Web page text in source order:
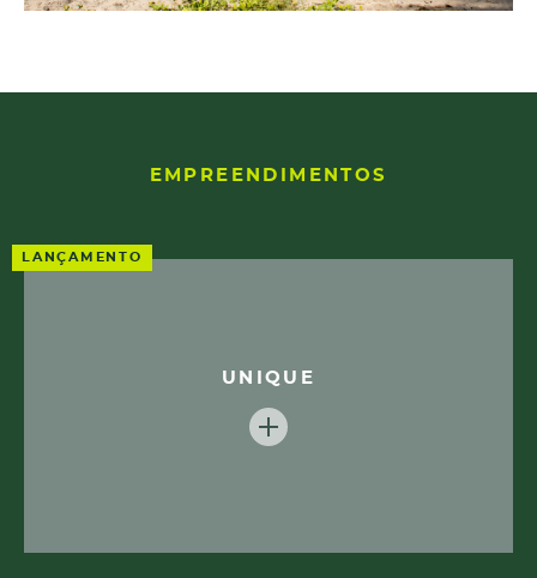
EMPREENDIMENTOS
LANÇAMENTO
UNIQUE